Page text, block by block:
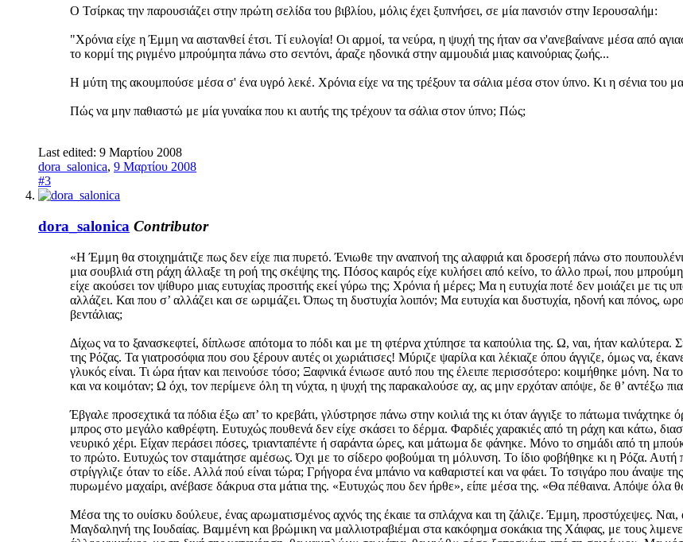
Ο Τσίρκας την παρουσιάζει στην πρώτη σελίδα του βιβλίου, μόλις έχει ξυπνήσει, σε μία πανσιόν στην Ιερουσαλήμ:
"Χρόνια είχε η Έμμη να αιστανθεί έτσι. Τί ευλογία! Οι αρμοί, τα νεύρα, η ψυχή της ήταν σα ν'ανεβαίνανε μέσα από
το κορμί της ριγμένο μπρούμητα πάνω στο σεντόνι, άραζε ηδονικά στην αμμουδιά μιας καινούριας ζωής...
Η μύτη της ακουμπούσε μέσα σ' ένα υγρό λεκέ. Χρόνια είχε να της τρέξουν τα σάλια μέσα στον ύπνο. Κι η σένια του
Πώς να μην παθιαστώ με μία γυναίκα που κι αυτής της τρέχουν τα σάλια στον ύπνο; Πώς;
Last edited: 9 Μαρτίου 2008
dora_salonica, 9 Μαρτίου 2008
#3
dora_salonica Contributor
«Η Έμμη θα στοιχημάτιζε πως δεν είχε πια πυρετό. Ένιωθε την αναπνοή της αλαφριά και δροσερή πάνω στο
μια σουβλιά στη ράχη άλλαξε τη ροή της σκέψης της. Πόσος καιρός είχε κυλήσει από κείνο, το άλλο πρωί, που
είχε ακούσει τον ψίθυρο μιας ευτυχίας προσιτής εκεί γύρω της; Χρόνια ή μέρες; Μα η ευτυχία ποτέ δεν μοιάζει με τις
αλλάζει. Και που σ’ αλλάζει και σε ωριμάζει. Όπως τη δυστυχία λοιπόν; Μα ευτυχία και δυστυχία, ηδονή και πόνος,
βεντάλιας;
Δίχως να το ξανασκεφτεί, δίπλωσε απότομα το πόδι και με τη φτέρνα χτύπησε τα καπούλια της. Ω, ναι, ήταν
της Ρόζας. Τα γιατροσόφια που σου ξέρουν αυτές οι χωριάτισες! Μύριζε ψαρίλα και λέκιαζε όπου άγγιζε, όμως να,
γλυκός είναι. Τι ώρα ήταν και πεινούσε τόσο; Ξαφνικά ένιωσε αυτό που της έλειπε περισσότερο: κοιμήθηκε μόνη. Να
και να κοιμόταν; Ω όχι, τον περίμενε όλη τη νύχτα, η ψυχή της παρακαλούσε αχ, ας μην ερχόταν απόψε, δε θ’ αντέξω
Έβγαλε προσεχτικά τα πόδια έξω απ’ το κρεβάτι, γλύστρησε πάνω στην κοιλιά της κι όταν άγγιξε το πάτωμα
μπρος στο μεγάλο καθρέφτη. Ευτυχώς πουθενά δεν είχε σκάσει το δέρμα. Φαρδιές χαρακιές από τη ράχη και κάτω,
νευρικό χέρι. Είχαν περάσει πόσες, τριανταπέντε ή σαράντα ώρες, και μάτωμα δε φάνηκε. Μόνο το σημάδι από τη
το πρώτο. Ευτυχώς τον σταμάτησε αμέσως. Όχι με το σίδερο φοβούμαι τη μόλυνση. Το ίδιο φοβήθηκε κι η Ρόζα. Αυτή
στρίγγλιζε όταν το είδε. Αλλά πού είναι τώρα; Γρήγορα ένα μπάνιο να καθαριστεί και να φάει. Το τσιγάρο που άναψε
πυρωμένο μαχαίρι, ανέβασε δάκρυα στα μάτια της. «Ευτυχώς που δεν ήρθε», είπε μέσα της. «Θα πέθαινα. Απόψε όλα
Μέσα της το ουίσκυ δούλευε, ένας αρωματισμένος αχνός της έκαιε τα σπλάχνα και τη ζάλιζε. Έμμη, προστύχεψες.
Μαγδαληνή της Ιουδαίας. Βαμμένη και βρώμικη να μαλλιοτραβιέμαι στα κακόφημα σοκάκια της Χάιφας, με τους